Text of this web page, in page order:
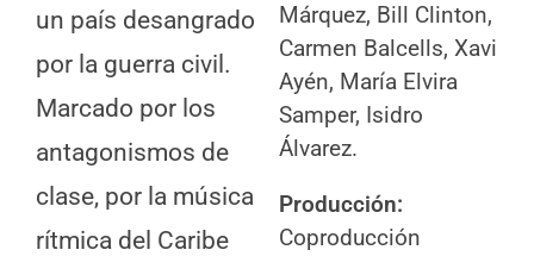
un país desangrado
por la guerra civil.
Marcado por los
antagonismos de
clase, por la música
rítmica del Caribe
Márquez, Bill Clinton,
Carmen Balcells, Xavi
Ayén, María Elvira
Samper, Isidro
Álvarez.
Producción:
Coproducción